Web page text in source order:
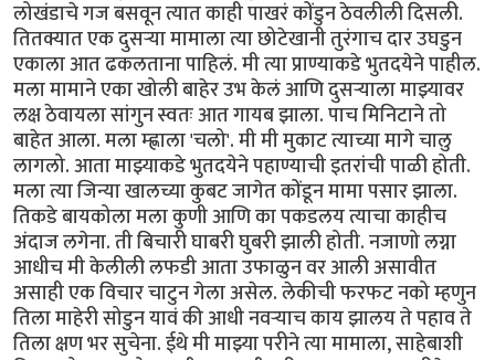
लोखंडाचे गज बसवून त्यात काही पाखरं कोंडुन ठेवलीली दिसली.
तितक्यात एक दुसर्‍या मामाला त्या छोटेखानी तुरंगाच दार उघडुन
एकाला आत ढकलताना पाहिलं. मी त्या प्राण्याकडे भुतदयेने पाहील.
मला मामाने एका खोली बाहेर उभ केलं आणि दुसर्‍याला माझ्यावर
लक्ष ठेवायला सांगुन स्वतः आत गायब झाला. पाच मिनिटाने तो
बाहेत आला. मला म्ह्णाला 'चलो'. मी मी मुकाट त्याच्या मागे चालु
लागलो. आता माझ्याकडे भुतदयेने पहाण्याची इतरांची पाळी होती.
मला त्या जिन्या खालच्या कुबट जागेत कोंडून मामा पसार झाला.
तिकडे बायकोला मला कुणी आणि का पकडलय त्याचा काहीच
अंदाज लगेना. ती बिचारी घाबरी घुबरी झाली होती. नजाणो लग्ना
आधीच मी केलीली लफडी आता उफाळुन वर आली असावीत
असाही एक विचार चाटुन गेला असेल. लेकीची फरफट नको म्हणुन
तिला माहेरी सोडुन यावं की आधी नवर्‍याच काय झालय ते पहाव ते
तिला क्षण भर सुचेना. ईथे मी माझ्या परीने त्या मामाला, साहेबाशी